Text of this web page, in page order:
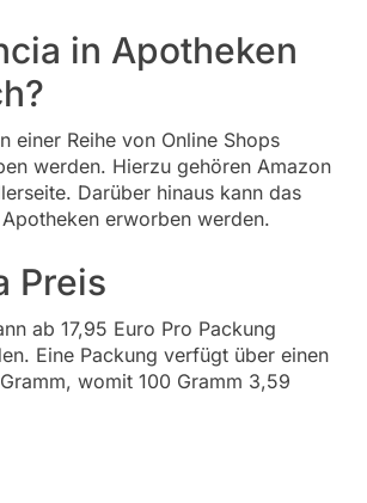
in Apotheken
einer Reihe von Online Shops
werden. Hierzu gehören Amazon
Darüber hinaus kann das
erworben werden.
Preis
ab 17,95 Euro Pro Packung
Eine Packung verfügt über einen
womit 100 Gramm 3,59